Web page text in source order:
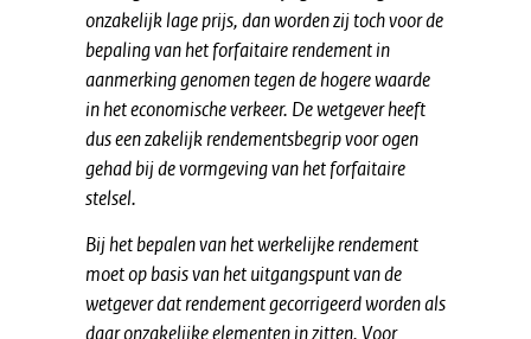
onzakelijk lage prijs, danworden zij toch voor de
bepaling van het forfaitaire rendement in
aanmerking genomen tegen de hogere waarde
in het economischeverkeer. De wetgever heeft
dus een zakelijk rendementsbegrip voor ogen
gehad bij de vormgeving van het forfaitaire
stelsel.
Bij het bepalen van het werkelijke rendement
moet op basis van hetuitgangspunt van de
wetgever dat rendement gecorrigeerd worden als
daar onzakelijke elementen in zitten. Voor